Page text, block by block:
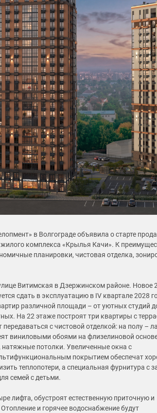
в Волгограде объявила о старте
жилого комплекса «Крылья Качи». К
планировки, чистовая отделка,
Витимская в Дзержинском районе. Новое
сдать в эксплуатацию в IV квартале 2028
различной площади – от уютных студий
На 22 этаже построят три квартиры с
с чистовой отделкой: на полу –
виниловыми обоями на флизелиновой
потолки. Увеличенные окна с
покрытием обеспечат
теплопотери, а специальная фурнитура с
семей с детьми.
лифта, обустроят естественную приточную и
и горячее водоснабжение будут